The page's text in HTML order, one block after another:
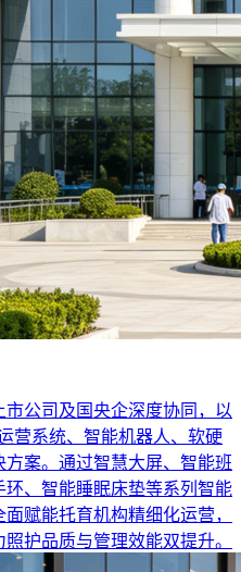
公司及国央企深度协同，以
营系统、智能机器人、软硬
案。通过智慧大屏、智能班
、智能睡眠床垫等系列智能
赋能托育机构精细化运营，
护品质与管理效能双提升。